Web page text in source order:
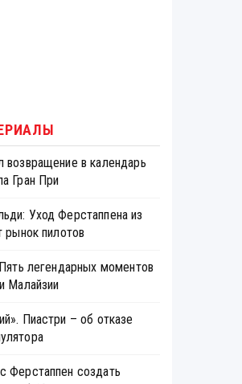
возвращение в календарь
Гран При
Уход Ферстаппена из
рынок пилотов
легендарных моментов
Малайзии
Пиастри – об отказе
Ферстаппен создать